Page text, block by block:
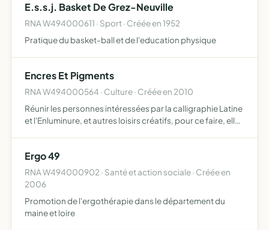
E.s.s.j. Basket De Grez-Neuville
RNA W494000611 · Sport · Créée en 1952
Pratique du basket-ball et de l'education physique
Encres Et Pigments
RNA W494000564 · Culture · Créée en 2010
Réunir les personnes intéressées par la calligraphie Latine
et l'Enluminure, et autres loisirs créatifs, pour ce faire, elle
Ergo 49
RNA W494000902 · Santé et action sociale · Créée en
2006
Promotion de l'ergothérapie dans le département du
maine et loire